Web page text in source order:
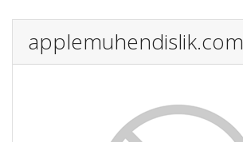
applemuhendislik.com